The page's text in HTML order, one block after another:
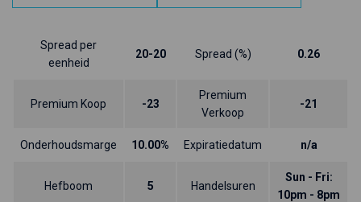
Spread per
eenheid
20-20 Spread (%) 0.26
Premium Koop -23
Premium
Verkoop
-21
Onderhoudsmarge 10.00% Expiratiedatum n/a
Hefboom 5 Handelsuren
Sun - Fri:
10pm - 8pm